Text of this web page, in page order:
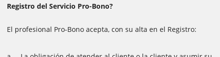
Registro del Servicio Pro-Bono?
El profesional Pro-Bono acepta, con su alta en el Registro: